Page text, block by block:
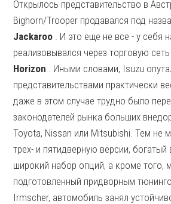
Открылось представительство в
Bighorn/Trooper продавался под
Jackaroo . И это еще не все - у себя
реализовывался через торговую сеть
Horizon . Иными словами, Isuzu
представительствами практически
даже в этом случае трудно было
законодателей рынка больших
Toyota, Nissan или Mitsubishi. Тем не
трех- и пятидверную версии,
широкий набор опций, а кроме того,
подготовленный придворным
Irmscher, автомобиль занял